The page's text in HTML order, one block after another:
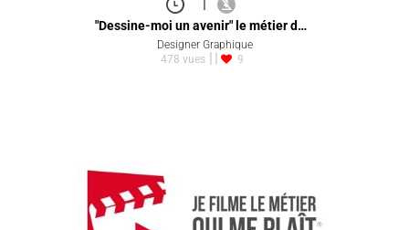
"Dessine-moi un avenir" le métier d…
Designer Graphique
478 vues
9